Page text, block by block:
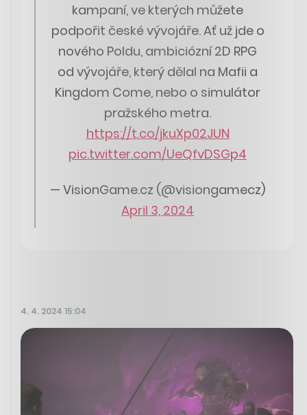
kampaní, ve kterých můžete
podpořit české vývojáře. Ať už jde o
nového Poldu, ambiciózní 2D RPG
od vývojáře, který dělal na Mafii a
Kingdom Come, nebo o simulátor
pražského metra.
https://t.co/jkuXp02JUN
pic.twitter.com/UeQfvDSGp4
— VisionGame.cz (@visiongamecz)
April 3, 2024
4. 4. 2024 15:04